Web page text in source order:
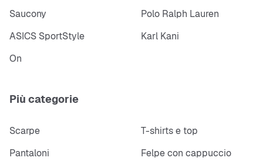
Saucony
Polo Ralph Lauren
ASICS SportStyle
Karl Kani
On
Più categorie
Scarpe
T-shirts e top
Pantaloni
Felpe con cappuccio